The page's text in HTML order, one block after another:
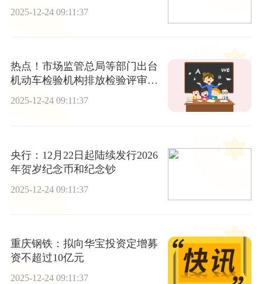
2025-12-24 09:11:37
热点！市场监管总局等部门出台
机动车检验机构排放检验评审新
规
2025-12-24 09:11:37
央行：12月22日起陆续发行2026
年贺岁纪念币和纪念钞
2025-12-24 09:11:37
重庆钢铁：拟向华宝投资定增募
资不超过10亿元
2025-12-24 09:11:37